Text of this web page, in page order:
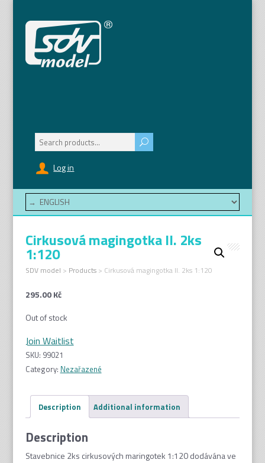
Log in
Search
for:
Cirkusová magingotka II. 2ks
1:120
SDV model > Products> Cirkusová magingotka II. 2ks 1:120
295.00Kč
Out of stock
Join Waitlist
SKU: 99021
Category: Nezařazené
Description Additional information
Description
Stavebnice 2ks cirkusových maringotek 1:120 dodávána ve